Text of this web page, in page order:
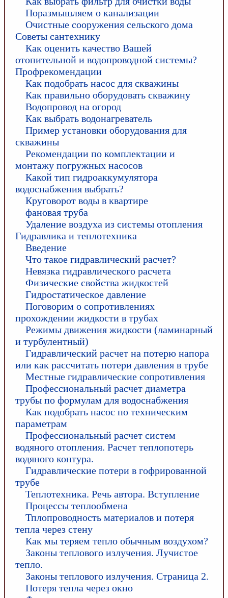
Поразмышляем о канализации
Очистные сооружения сельского дома
Советы сантехнику
Как оценить качество Вашей
отопительной и водопроводной системы?
Профрекомендации
Как подобрать насос для скважины
Как правильно оборудовать скважину
Водопровод на огород
Как выбрать водонагреватель
Пример установки оборудования для
скважины
Рекомендации по комплектации и
монтажу погружных насосов
Какой тип гидроаккумулятора
водоснабжения выбрать?
Круговорот воды в квартире
фановая труба
Удаление воздуха из системы отопления
Гидравлика и теплотехника
Введение
Что такое гидравлический расчет?
Невязка гидравлического расчета
Физические свойства жидкостей
Гидростатическое давление
Поговорим о сопротивлениях
прохождении жидкости в трубах
Режимы движения жидкости (ламинарный
и турбулентный)
Гидравлический расчет на потерю напора
или как рассчитать потери давления в трубе
Местные гидравлические сопротивления
Профессиональный расчет диаметра
трубы по формулам для водоснабжения
Как подобрать насос по техническим
параметрам
Профессиональный расчет систем
водяного отопления. Расчет теплопотерь
водяного контура.
Гидравлические потери в гофрированной
трубе
Теплотехника. Речь автора. Вступление
Процессы теплообмена
Тплопроводность материалов и потеря
тепла через стену
Как мы теряем тепло обычным воздухом?
Законы теплового излучения. Лучистое
тепло.
Законы теплового излучения. Страница 2.
Потеря тепла через окно